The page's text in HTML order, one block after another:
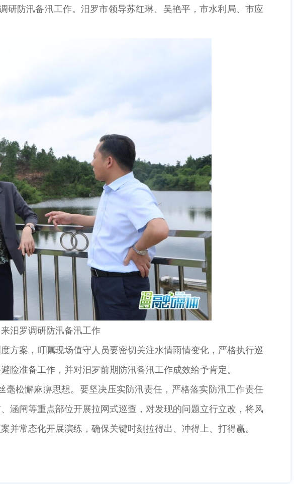
防汛备汛工作。汨罗市领导苏红琳、吴艳平，市水利局、市应
汨罗调研防汛备汛工作
案，叮嘱现场值守人员要密切关注水情雨情变化，严格执行巡
准备工作，并对汨罗前期防汛备汛工作成效给予肯定。
松懈麻痹思想。要坚决压实防汛责任，严格落实防汛工作责任
涵闸等重点部位开展拉网式巡查，对发现的问题立行立改，将风
常态化开展演练，确保关键时刻拉得出、冲得上、打得赢。